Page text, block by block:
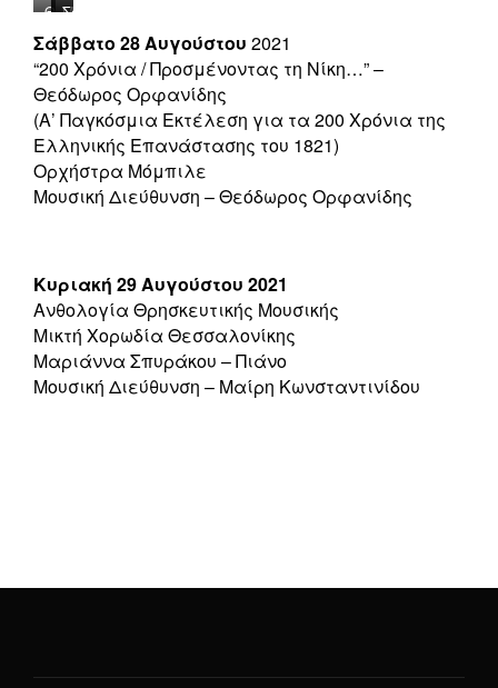
Θεόδωρος
Ορφανίδης
Μαίρη
Κωνσταντινίδου
Σόνια
Θεοδωρίδου
Σάββατο 28 Αυγούστου 2021
“200 Χρόνια / Προσμένοντας τη Νίκη…” –
Θεόδωρος Ορφανίδης
(Α’ Παγκόσμια Εκτέλεση για τα 200 Χρόνια της
Ελληνικής Επανάστασης του 1821)
Ορχήστρα Μόμπιλε
Μουσική Διεύθυνση – Θεόδωρος Ορφανίδης
Κυριακή 29 Αυγούστου 2021
Ανθολογία Θρησκευτικής Μουσικής
Μικτή Χορωδία Θεσσαλονίκης
Μαριάννα Σπυράκου – Πιάνο
Μουσική Διεύθυνση – Μαίρη Κωνσταντινίδου